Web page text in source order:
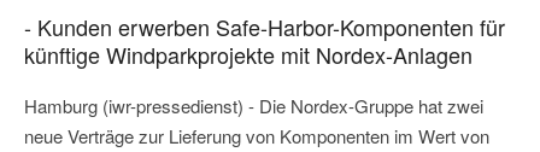
- Kunden erwerben Safe-Harbor-Komponenten für
künftige Windparkprojekte mit Nordex-Anlagen
Hamburg (iwr-pressedienst) - Die Nordex-Gruppe hat zwei
neue Verträge zur Lieferung von Komponenten im Wert von